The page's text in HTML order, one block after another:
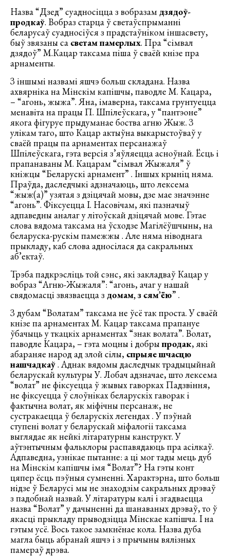
Назва “Дзед” суадносіцца з вобразамдзядоў-
продкаў. Вобраз старца ў светаўспрыманні
беларусаў суадносіўся з прадстаўніком іншасвету,
быў звязаны са светам памерлых. Пра “сімвал
дзядоў” М.Кацар таксама піша ў сваёй кнізе пра
арнаменты.
З іншымі назвамі яшчэ больш складана. Назва
ахвярніка на Мінскім капішчы, паводле М. Кацара,
–­ “агонь, жыжа”. Яна, імаверна, таксама грунтуецца
менавіта на працы П. Шпілеўскага, у “пантэоне”
якога фігуруе прыдуманае боства агню Жыж. З
улікам таго, што Кацар актыўна выкарыстоўваў у
сваёй працы па арнаментах персанажаў
Шпілеўскага, гэта версія з’яўляецца асноўнай. Ёсць і
прапанаваны М. Кацарам “сімвал Жыжаля” ў
кніжцы “Беларускі арнамент” . Іншых крыніц няма.
Праўда, даследчыкі адзначаюць, што лексема
“жыж(а)” узятая з дзіцячай мовы, дзе мае значэнне
“агонь”. Фіксуецца І. Насовічам, які пазначыў
адпаведны аналаг у літоўскай дзіцячай мове. Гэтае
слова вядома таксама на ўсходзе Магілёўшчыны, на
беларуска-рускім памежжы . Але няма ніводнага
прыкладу, каб слова адносілася да сакральных
аб’ектаў.
Трэба падкрэсліць той сэнс, які закладваў Кацар у
вобраз “Агню-Жыжаля”: “агонь, ачаг у нашай
свядомасці звязваецца здомам, з сям’ёю” .
З дубам “Волатам” таксама не ўсё так проста. У сваёй
кнізе па арнаментах М. Кацар таксама прапануе
ўбачыць у ткацкіх арнаментах “знак волата”. Волат,
паводле Кацара, – гэта моцны і добрыпродак, які
абараняе народ ад злой сілы, спрыяе шчасцю
нашчадкаў. Аднак вядомы даследчык традыцыйнай
беларускай культуры У. Лобач адзначае, што лексема
“волат” не фіксуецца ў жывых гаворках Падзвіння,
не фіксуецца ў слоўніках беларускіх гаворак і
фактычна волат, як міфічны персанаж, не
сустракаецца ў беларускіх легендах . У пэўнай
ступені волат у беларускай міфалогіі таксама
выглядае як нейкі літаратурны канструкт. У
аўтэнтычным фальклоры распавядаюць пра асілкаў.
Адпаведна, узнікае пытанне: а ці мог тады мець дуб
на Мінскім капішчы імя “Волат”? На гэты конт
цяпер ёсць пэўныя сумненні. Характэрна, што больш
нідзе ў Беларусі мы не знаходзім сакральных дрэваў
з падобнай назвай. У літаратуры калі і згадваецца
назва “Волат” у дачыненні да шанаваных дрэваў, то ў
якасці прыкладу прыводзіцца Мінскае капішча. І на
гэтым усё. Вось такое замкнёнае кола. Назва дуба
магла быць абранай яшчэ і з прычыны вялізных
памераў дрэва.